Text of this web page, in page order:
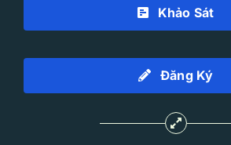
Khảo Sát
Đăng Ký